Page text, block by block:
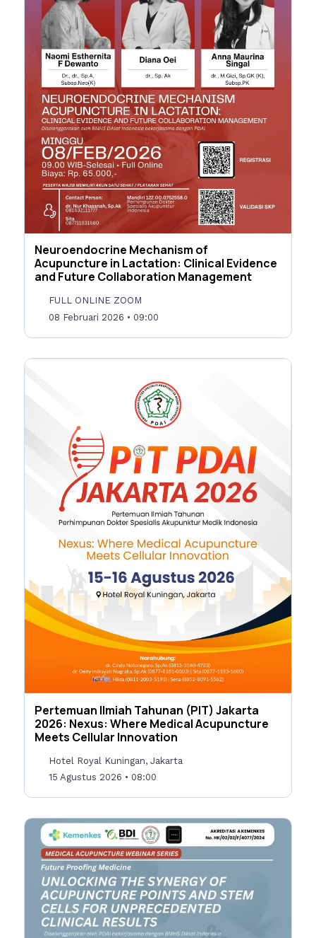
Neuroendocrine Mechanism of
Acupuncture in Lactation: Clinical Evidence
and Future Collaboration Management
FULL ONLINE ZOOM
08 Februari 2026 • 09:00
Pertemuan Ilmiah Tahunan (PIT) Jakarta
2026: Nexus: Where Medical Acupuncture
Meets Cellular Innovation
Hotel Royal Kuningan, Jakarta
15 Agustus 2026 • 08:00